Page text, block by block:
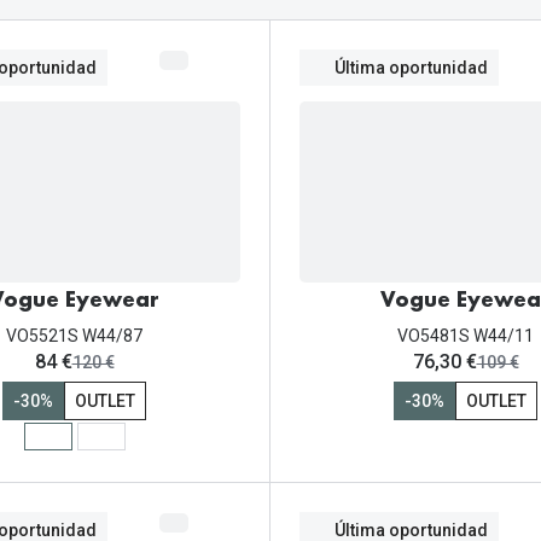
Gafas de Sol Rojas
Tipos de Gafas de Sol
Total 30
Monturas Verdes
Tipos de Gafas Graduadas
Eyewear
VO5521S W44/87
ahora:
84 €antes:
120 €
-30%
OUTLET
Última oportunidad
Vogue
VO5481S W44/11
ahora:
76,30 €antes:
109 €
-30%
OUTLET
Última oportunidad